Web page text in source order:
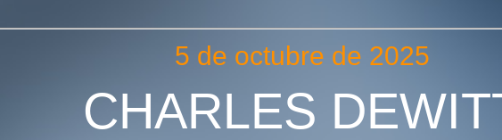
5 de octubre de 2025
CHARLES